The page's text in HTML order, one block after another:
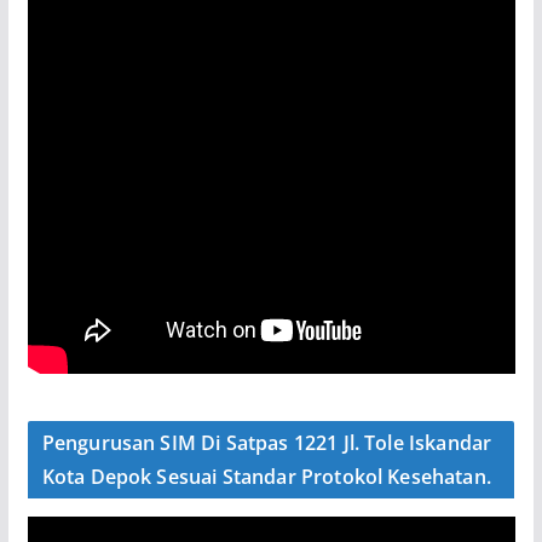
Pengurusan SIM Di Satpas 1221 Jl. Tole Iskandar
Kota Depok Sesuai Standar Protokol Kesehatan.